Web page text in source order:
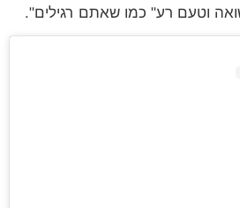
רע" כמו שאתם רגילים".